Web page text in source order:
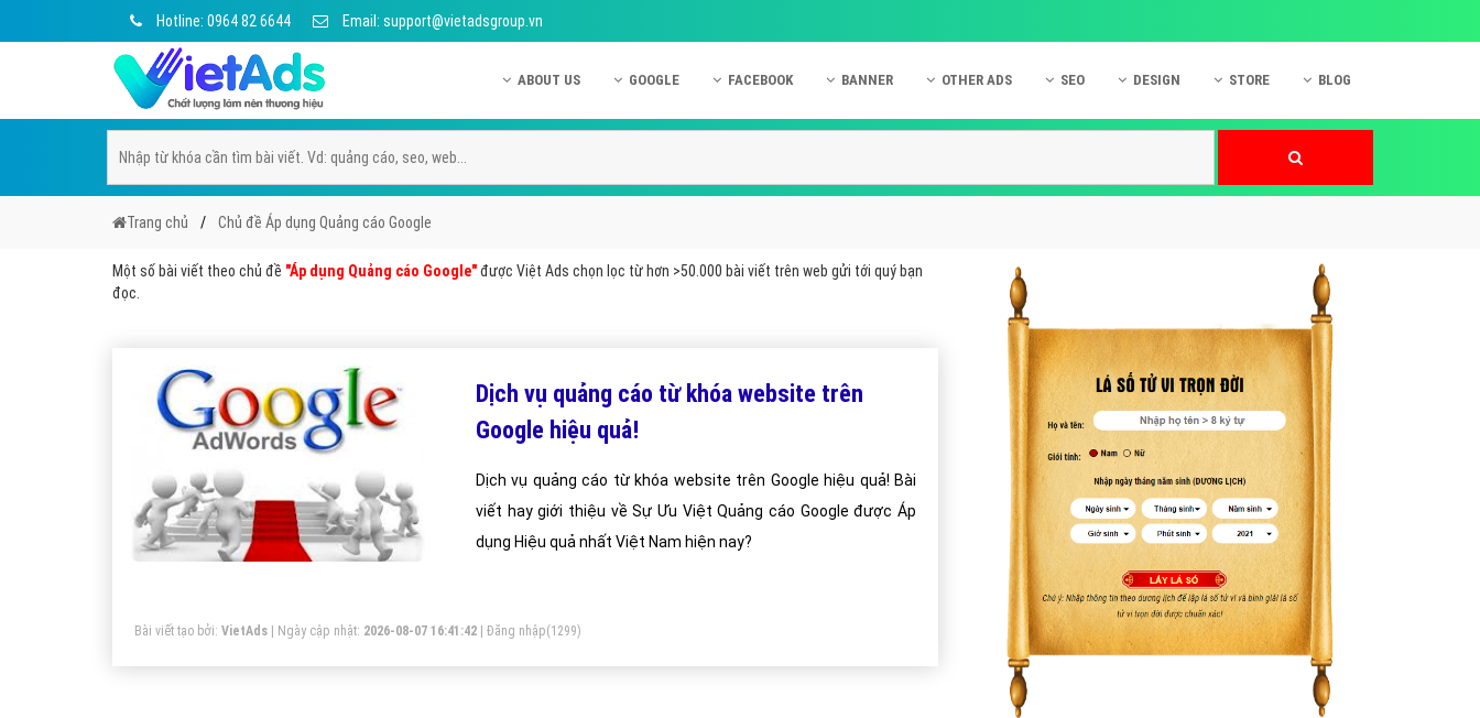
Hotline: 0964 82 6644 Email: support@vietadsgroup.vn
ABOUT US GOOGLE FACEBOOK BANNER OTHER ADS
Quảng cáo Online
Quảng cáo Skype
Quảng cáo TVC
Quảng cáo Cốc Cốc
Phần mềm ứng dụng hay
Dịch vụ Domain & Hosting
Hỏi đáp phần mềm
Hỏi đáp quảng cáo TVC
Hỏi đáp quảng cáo mobile
Hỏi đáp quảng cáo Online
Hỏi đáp quảng cáo Skype
SEO DESIGN
Hỏi đáp Website
STORE BLOG
Trang chủ Chủ đề Áp dụng Quảng cáo Google
Một số bài viết theo chủ đề "Áp dụng Quảng cáo Google"được Việt Ads chọn lọc từ hơn >50.000 bài viết trên web gửi tới quý bạn
đọc.
Dịch vụ quảng cáo từ khóa website trên
Google hiệu quả!
Dịch vụ quảng cáo từ khóa website trên Google hiệu quả! Bài
viết hay giới thiệu về Sự Ưu Việt Quảng cáo Google được Áp
dụng Hiệu quả nhất Việt Nam hiện nay?
Bài viết tạo bởi: VietAds | Ngày cập nhật: 2026-08-07 16:41:42 Đăng nhập(1299)